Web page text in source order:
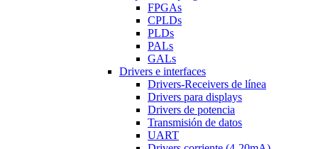
FPGAs
CPLDs
PLDs
PALs
GALs
Drivers e interfaces
Drivers-Receivers de línea
Drivers para displays
Drivers de potencia
Transmisión de datos
UART